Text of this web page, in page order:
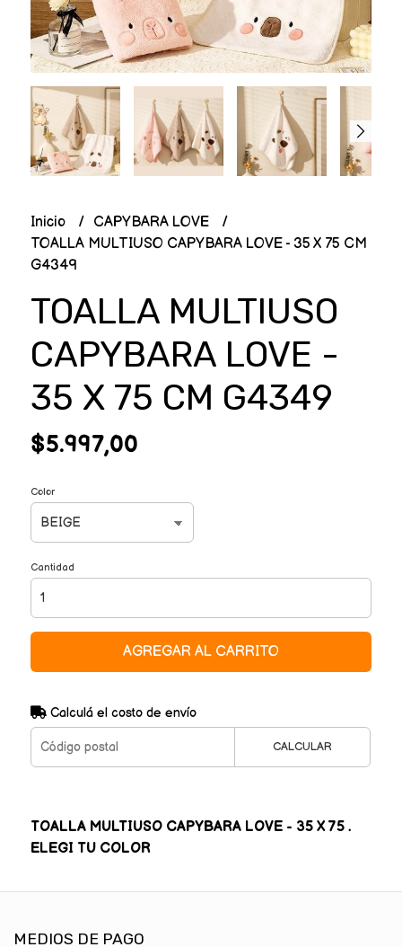
Inicio
CAPYBARA LOVE
TOALLA MULTIUSO CAPYBARA LOVE - 35 X 75 CM
G4349
TOALLA MULTIUSO
CAPYBARA LOVE -
35 X 75 CM G4349
$5.997,00
Color
Cantidad
AGREGAR AL CARRITO
Calculá el costo de envío
CALCULAR
TOALLA MULTIUSO CAPYBARA LOVE - 35 X 75 .
ELEGI TU COLOR
MEDIOS DE PAGO